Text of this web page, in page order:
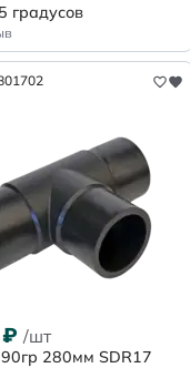
градусов
₽ /шт
280мм SDR17